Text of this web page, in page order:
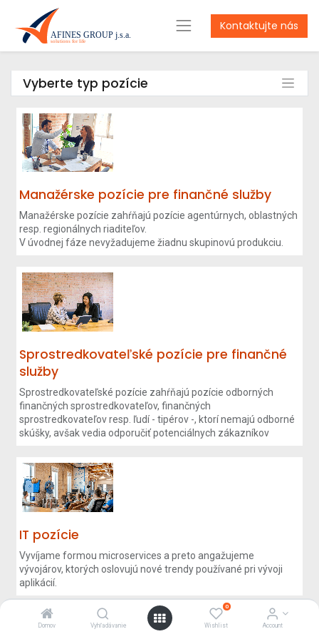
Domov Vyhľadávanie
0
Wishlist Account
Kontaktujte nás
Vyberte typ pozície
Manažérske pozície pre finančné služby
Manažérske pozície zahŕňajú pozície agentúrnych, oblastných
resp. regionálnych riaditeľov.
V úvodnej fáze nevyžadujeme žiadnu skupinovú produkciu.
Sprostredkovateľské pozície pre finančné
služby
Sprostredkovateľské pozície zahŕňajú pozície odborných
finančných sprostredkovateľov, finančných
sprostredkovateľov resp. ľudí - tipérov -, ktorí nemajú odborné
skúšky, avšak vedia odporučiť potenciálnych zákazníkov
IT pozície
Vyvíjame formou microservices a preto angažujeme
vývojárov, ktorých oslovujú nové trendy používané pri vývoji
aplikácií.